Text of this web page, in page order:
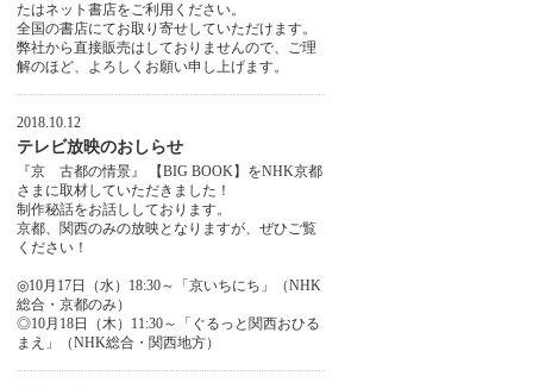
たはネット書店をご利用ください。
全国の書店にてお取り寄せしていただけます。
弊社から直接販売はしておりませんので、ご理
解のほど、よろしくお願い申し上げます。
2018.10.12
テレビ放映のおしらせ
『京 古都の情景』 【BIG BOOK】をNHK京都
さまに取材していただきました！
制作秘話をお話ししております。
京都、関西のみの放映となりますが、ぜひご覧
ください！
◎10月17日（水）18:30～「京いちにち」（NHK
総合・京都のみ）
◎10月18日（木）11:30～「ぐるっと関西おひる
まえ」（NHK総合・関西地方）